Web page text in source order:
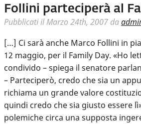
Follini parteciperà al
Pubblicati ilMarzo 24th, 2007 da
[…] Ci sarà anche Marco Follini in
12 maggio, per il Family Day. «Ho
condivido – spiega il senatore
– Parteciperò, credo che sia un
richiama un grande valore
quindi credo che sia giusto essere
polemiche circa una supposta